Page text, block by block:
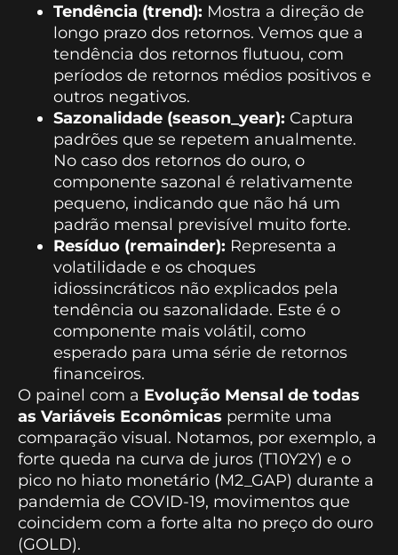
Tendência (trend): Mostra a direção de
longo prazo dos retornos. Vemos que a
tendência dos retornos flutuou, com
períodos de retornos médios positivos e
outros negativos.
Sazonalidade (season_year): Captura
padrões que se repetem anualmente.
No caso dos retornos do ouro, o
componente sazonal é relativamente
pequeno, indicando que não há um
padrão mensal previsível muito forte.
Resíduo (remainder): Representa a
volatilidade e os choques
idiossincráticos não explicados pela
tendência ou sazonalidade. Este é o
componente mais volátil, como
esperado para uma série de retornos
financeiros.
O painel com a Evolução Mensal de todas
as Variáveis Econômicas permite uma
comparação visual. Notamos, por exemplo, a
forte queda na curva de juros (T10Y2Y) e o
pico no hiato monetário (M2_GAP) durante a
pandemia de COVID-19, movimentos que
coincidem com a forte alta no preço do ouro
(GOLD).